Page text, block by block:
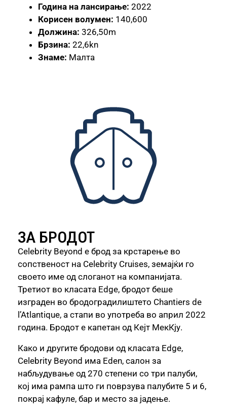
Година на лансирање: 2022
Корисен волумен: 140,600
Должина: 326,50m
Брзина: 22,6kn
Знаме: Малта
ЗА БРОДОТ
Celebrity Beyond е брод за крстарење во
сопственост на Celebrity Cruises, земајќи го
своето име од слоганот на компанијата.
Третиот во класата Edge, бродот беше
изграден во бродоградилиштето Chantiers de
l’Atlantique, а стапи во употреба во април 2022
година. Бродот е капетан од Кејт МекКју.
Како и другите бродови од класата Edge,
Celebrity Beyond има Eden, салон за
набљудување од 270 степени со три палуби,
кој има рампа што ги поврзува палубите 5 и 6,
покрај кафуле, бар и место за јадење.